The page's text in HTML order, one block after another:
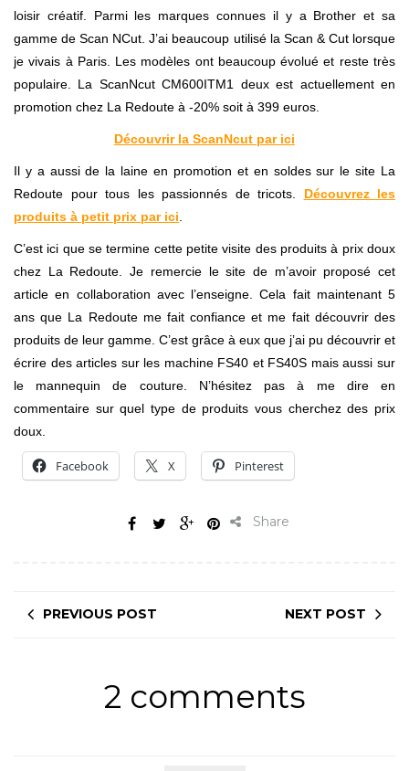
loisir créatif. Parmi les marques connues il y a Brother et sa
gamme de Scan NCut. J’ai beaucoup utilisé la Scan & Cut lorsque
je vivais à Paris. Les modèles ont beaucoup évolué et reste très
populaire. La ScanNcut CM600ITM1 deux est actuellement en
promotion chez La Redoute à -20% soit à 399 euros.
Découvrir la ScanNcut par ici
Il y a aussi de la laine en promotion et en soldes sur le site La
Redoute pour tous les passionnés de tricots. Découvrez les
produits à petit prix par ici.
C’est ici que se termine cette petite visite des produits à prix doux
chez La Redoute. Je remercie le site de m’avoir proposé cet
article en collaboration avec l’enseigne. Cela fait maintenant 5
ans que La Redoute me fait confiance et me fait découvrir des
produits de leur gamme. C’est grâce à eux que j’ai pu découvrir et
écrire des articles sur les machine FS40 et FS40S mais aussi sur
le mannequin de couture. N’hésitez pas à me dire en
commentaire sur quel type de produits vous cherchez des prix
doux.
Facebook X Pinterest
Share
PREVIOUS POST NEXT POST
2 comments